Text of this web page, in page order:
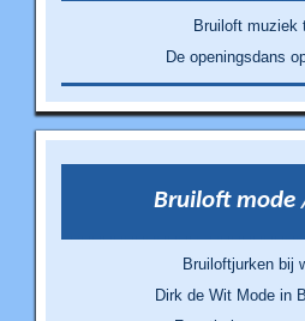
Bruiloft muziek
De openingsdans
Bruiloft mode
Bruiloftjurken bij
Dirk de Wit Mode in